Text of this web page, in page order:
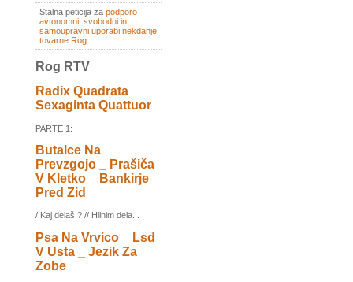
Stalna peticija za podporo
avtonomni, svobodni in
samoupravni uporabi nekdanje
tovarne Rog
Rog RTV
Radix Quadrata
Sexaginta Quattuor
PARTE 1:
Butalce Na
Prevzgojo _ Prašiča
V Kletko _ Bankirje
Pred Zid
/ Kaj delaš ? // Hlinim dela...
Psa Na Vrvico _ Lsd
V Usta _ Jezik Za
Zobe